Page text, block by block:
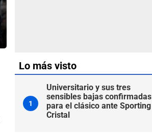
Lo más visto
1
Universitario y sus tres
sensibles bajas confirmadas
para el clásico ante Sporting
Cristal